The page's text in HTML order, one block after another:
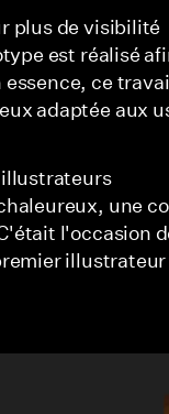
plus de visibilité
est réalisé
ce
adaptée aux
une
l'occasion